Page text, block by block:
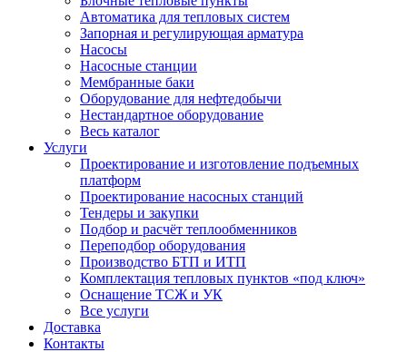
Автоматика для тепловых систем
Запорная и регулирующая арматура
Насосы
Насосные станции
Мембранные баки
Оборудование для нефтедобычи
Нестандартное оборудование
Весь каталог
Услуги
Проектирование и изготовление подъемных
платформ
Проектирование насосных станций
Тендеры и закупки
Подбор и расчёт теплообменников
Переподбор оборудования
Производство БТП и ИТП
Комплектация тепловых пунктов «под ключ»
Оснащение ТСЖ и УК
Все услуги
Доставка
Контакты